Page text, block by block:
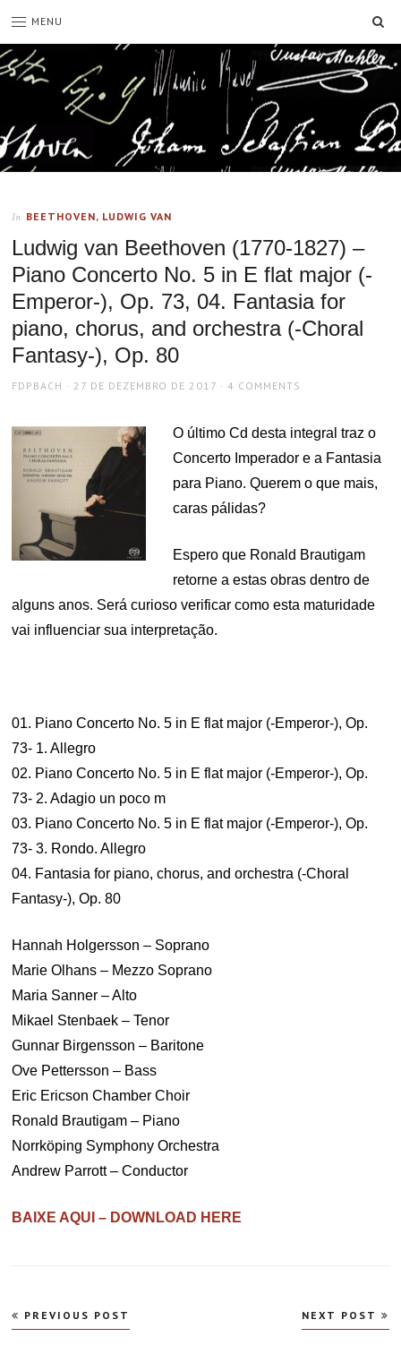
MENU
In BEETHOVEN, LUDWIG VAN
Ludwig van Beethoven (1770-1827) –
Piano Concerto No. 5 in E flat major (-
Emperor-), Op. 73, 04. Fantasia for
piano, chorus, and orchestra (-Choral
Fantasy-), Op. 80
AUTHOR
FDPBACH
POSTED
27 DE DEZEMBRO DE 2017 4 COMMENTS
O último Cd desta integral traz o
Concerto Imperador e a Fantasia
para Piano. Querem o que mais,
caras pálidas?
Espero que Ronald Brautigam
retorne a estas obras dentro de
alguns anos. Será curioso verificar como esta maturidade
vai influenciar sua interpretação.
01. Piano Concerto No. 5 in E flat major (-Emperor-), Op.
73- 1. Allegro
02. Piano Concerto No. 5 in E flat major (-Emperor-), Op.
73- 2. Adagio un poco m
03. Piano Concerto No. 5 in E flat major (-Emperor-), Op.
73- 3. Rondo. Allegro
04. Fantasia for piano, chorus, and orchestra (-Choral
Fantasy-), Op. 80
Hannah Holgersson – Soprano
Marie Olhans – Mezzo Soprano
Maria Sanner – Alto
Mikael Stenbaek – Tenor
Gunnar Birgensson – Baritone
Ove Pettersson – Bass
Eric Ericson Chamber Choir
Ronald Brautigam – Piano
Norrköping Symphony Orchestra
Andrew Parrott – Conductor
BAIXE AQUI – DOWNLOAD HERE
Navegação
de
PREVIOUS POST NEXT POST